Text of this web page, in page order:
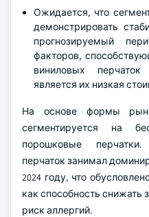
Ожидается, что
демонстрировать
прогнозируемый
факторов,
виниловых
является их низкая
На основе формы
сегментируется на
порошковые
перчаток занимал
2024 году, что
как способность снижать
риск аллергий.